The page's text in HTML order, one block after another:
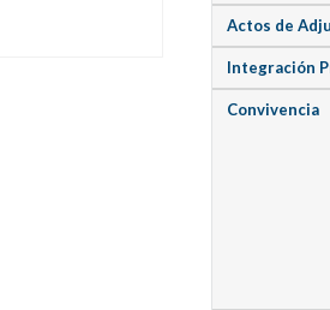
Actos de
Integración
Convivencia